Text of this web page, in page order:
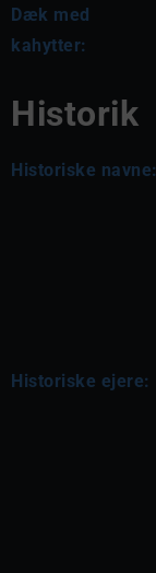
Dæk med
kahytter:
Historik
Historiske navne:
Historiske ejere: